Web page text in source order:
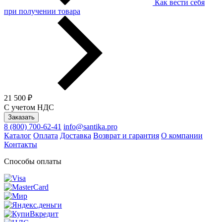
Как вести себя
при получении товара
21 500 ₽
С учетом НДС
Заказать
8 (800) 700-62-41 info@santika.pro
Каталог Оплата Доставка Возврат и гарантия О компании
Контакты
Способы оплаты